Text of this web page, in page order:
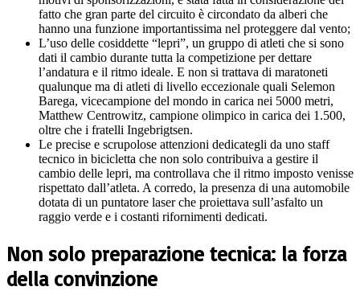
fatto che gran parte del circuito è circondato da alberi che
hanno una funzione importantissima nel proteggere dal vento;
L’uso delle cosiddette “lepri”, un gruppo di atleti che si sono
dati il cambio durante tutta la competizione per dettare
l’andatura e il ritmo ideale. E non si trattava di maratoneti
qualunque ma di atleti di livello eccezionale quali Selemon
Barega, vicecampione del mondo in carica nei 5000 metri,
Matthew Centrowitz, campione olimpico in carica dei 1.500,
oltre che i fratelli Ingebrigtsen.
Le precise e scrupolose attenzioni dedicategli da uno staff
tecnico in bicicletta che non solo contribuiva a gestire il
cambio delle lepri, ma controllava che il ritmo imposto venisse
rispettato dall’atleta. A corredo, la presenza di una automobile
dotata di un puntatore laser che proiettava sull’asfalto un
raggio verde e i costanti rifornimenti dedicati.
Non solo preparazione tecnica: la forza
della convinzione